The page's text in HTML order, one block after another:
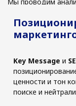
Key Message и
ценности и тон
поиске и
Мы проводим
удалению. Это
статьи с
поиска в Яндексе
достижения
Digital PR